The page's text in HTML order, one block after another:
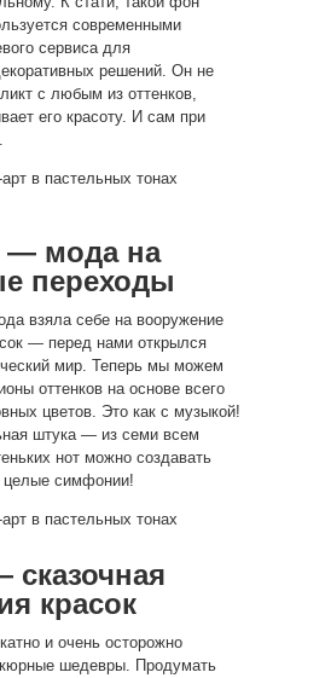
современными
сервиса для
решений. Он не
с любым из оттенков,
его красоту. И сам при
— мода на
переходы
взяла себе на вооружение
— перед нами открылся
мир. Теперь мы можем
оттенков на основе всего
цветов. Это как с музыкой!
штука — из семи всем
нот можно создавать
целые симфонии!
красок
и очень осторожно
шедевры. Продумать